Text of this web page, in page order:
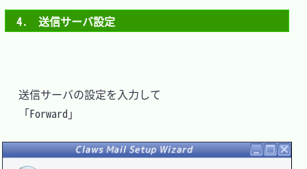
4.　送信サーバ設定